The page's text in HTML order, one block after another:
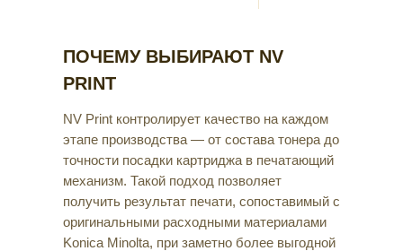
ПОЧЕМУ ВЫБИРАЮТ NV
PRINT
NV Print контролирует качество на каждом
этапе производства — от состава тонера до
точности посадки картриджа в печатающий
механизм. Такой подход позволяет
получить результат печати, сопоставимый с
оригинальными расходными материалами
Konica Minolta, при заметно более выгодной